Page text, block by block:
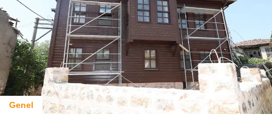
Genel